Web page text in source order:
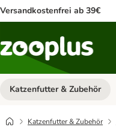
Versandkostenfrei ab 39€
Katzenfutter & Zubehör
Katzenfutter & Zubehör